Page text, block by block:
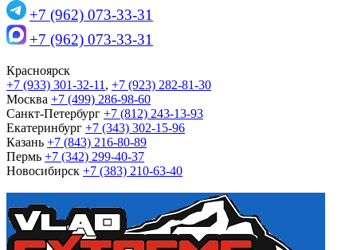
+7 (962) 073-33-31
+7 (962) 073-33-31
Красноярск
+7 (933) 301-32-11 , +7 (923) 282-81-30
Москва +7 (499) 286-98-60
Санкт-Петербург +7 (812) 243-13-93
Екатеринбург +7 (343) 302-15-96
Казань +7 (843) 216-80-89
Пермь +7 (342) 299-40-37
Новосибирск +7 (383) 210-63-40